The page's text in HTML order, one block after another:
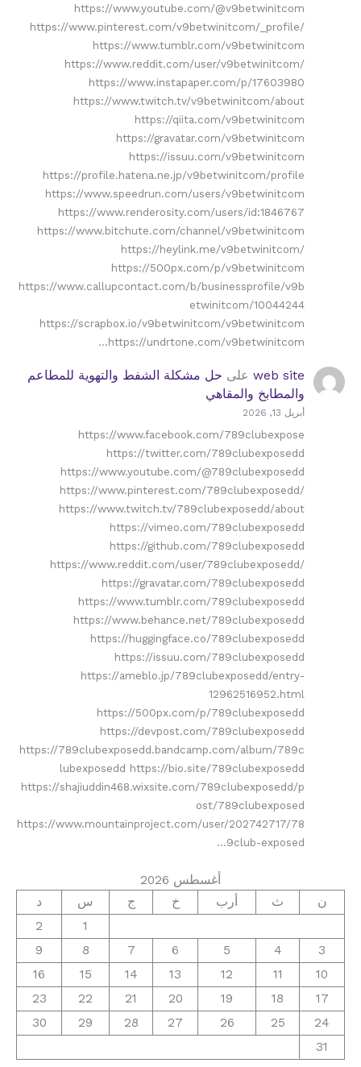
https://www.youtube.com/@v9betwinitcom
https://www.pinterest.com/v9betwinitcom/_profile/
https://www.tumblr.com/v9betwinitcom
https://www.reddit.com/user/v9betwinitcom/
https://www.instapaper.com/p/17603980
https://www.twitch.tv/v9betwinitcom/about
https://qiita.com/v9betwinitcom
https://gravatar.com/v9betwinitcom
https://issuu.com/v9betwinitcom
https://profile.hatena.ne.jp/v9betwinitcom/profile
https://www.speedrun.com/users/v9betwinitcom
https://www.renderosity.com/users/id:1846767
https://www.bitchute.com/channel/v9betwinitcom
https://heylink.me/v9betwinitcom/
https://500px.com/p/v9betwinitcom
https://www.callupcontact.com/b/businessprofile/v9b
etwinitcom/10044244
https://scrapbox.io/v9betwinitcom/v9betwinitcom
https://undrtone.com/v9betwinitcom…
web site على حل مشكلة الشفط والتهوية للمطاعم
والمطابخ والمقاهي
أبريل 13, 2026
https://www.facebook.com/789clubexpose
https://twitter.com/789clubexposedd
https://www.youtube.com/@789clubexposedd
https://www.pinterest.com/789clubexposedd/
https://www.twitch.tv/789clubexposedd/about
https://vimeo.com/789clubexposedd
https://github.com/789clubexposedd
https://www.reddit.com/user/789clubexposedd/
https://gravatar.com/789clubexposedd
https://www.tumblr.com/789clubexposedd
https://www.behance.net/789clubexposedd
https://huggingface.co/789clubexposedd
https://issuu.com/789clubexposedd
https://ameblo.jp/789clubexposedd/entry-
12962516952.html
https://500px.com/p/789clubexposedd
https://devpost.com/789clubexposedd
https://789clubexposedd.bandcamp.com/album/789c
lubexposedd https://bio.site/789clubexposedd
https://shajiuddin468.wixsite.com/789clubexposedd/p
ost/789clubexposed
https://www.mountainproject.com/user/202742717/78
9club-exposed…
أغسطس 2026
ن
ث أرب خ ج س
د
1
2
3
4
5
6
7
8
9
10
11
12
13
14
15
16
17
18
19
20
21
22
23
24
25
26
27
28
29
30
31